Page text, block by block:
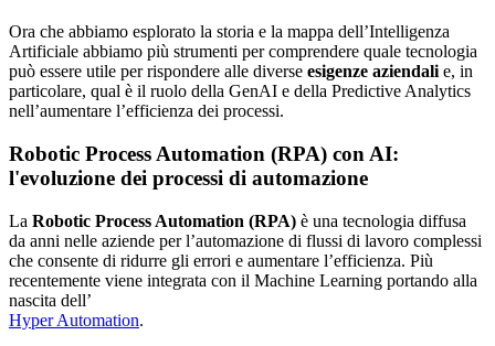
Ora che abbiamo esplorato la storia e la mappa dell’Intelligenza
Artificiale abbiamo più strumenti per comprendere quale tecnologia
può essere utile per rispondere alle diverse esigenze aziendali e, in
particolare, qual è il ruolo della GenAI e della Predictive Analytics
nell’aumentare l’efficienza dei processi.
Robotic Process Automation (RPA) con AI:
l'evoluzione dei processi di automazione
La Robotic Process Automation (RPA) è una tecnologia diffusa
da anni nelle aziende per l’automazione di flussi di lavoro complessi
che consente di ridurre gli errori e aumentare l’efficienza. Più
recentemente viene integrata con il Machine Learning portando alla
nascita dell’
Hyper Automation.